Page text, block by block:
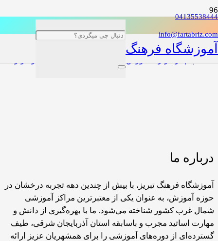
04135538444
info@fartabriz.com
آموزشگاه فرهنگ
اخذ دیپلم در تبریز – آموزش حسابداری در تبریز – دیپلم در تبریز
درباره ما
آموزشگاه فرهنگ تبریز، با بیش از چندین دهه تجربه درخشان در
حوزه آموزش، به عنوان یکی از معتبرترین مراکز آموزشی
شمال غرب کشور شناخته می‌شود. ما با بهره‌گیری از دانش و
مهارت اساتید مجرب و باسابقه استان آذربایجان شرقی، طیف
گسترده‌ای از دوره‌های آموزشی را برای همشهریان عزیز ارائه